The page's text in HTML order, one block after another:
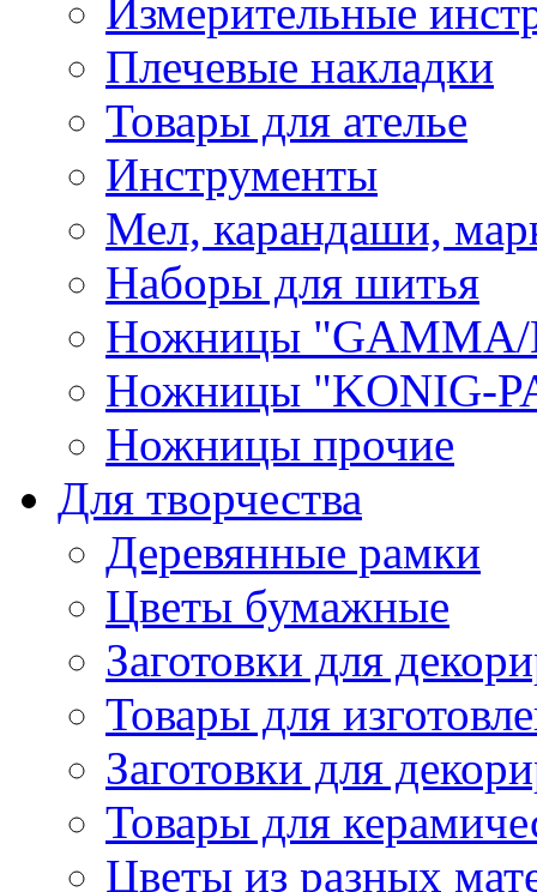
Измерительные
Плечевые накладки
Товары для ателье
Инструменты
Мел, карандаши,
Наборы для шитья
Ножницы "GAMMA/
Ножницы "KONIG-
Ножницы прочие
Для творчества
Деревянные рамки
Цветы бумажные
Заготовки для
Товары для
Заготовки для
Товары для
Цветы из разных